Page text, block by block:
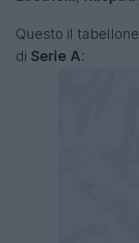
Questo il
di Serie A: